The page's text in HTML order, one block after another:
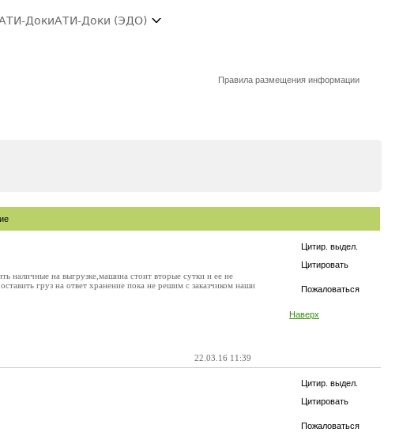
ДокиАТИ-Доки (ЭДО)
Правила размещения информации
Цитир. выдел.
Цитировать
Пожаловаться
Наверх
наличные на выгрузке,машина стоит вторые сутки и ее не
груз на ответ хранение пока не решим с заказчиком наши
22.03.16 11:39
Цитир. выдел.
Цитировать
Пожаловаться